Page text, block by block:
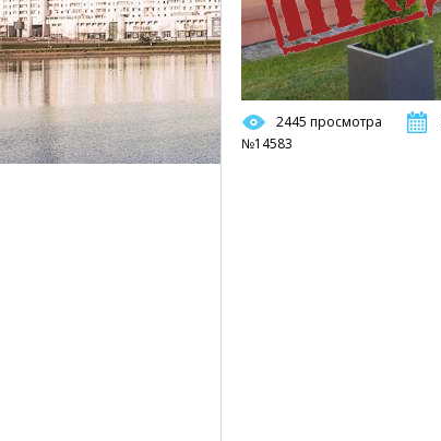
2445 просмотра
№14583